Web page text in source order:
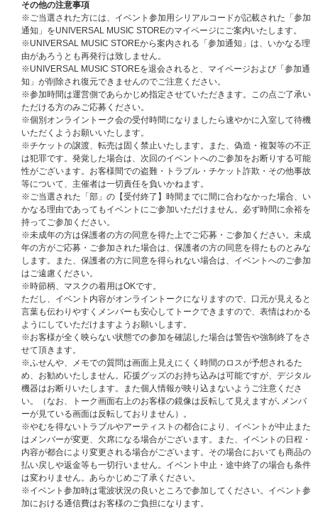
※当落通知およびシリアル通知はUNIVERSAL MUSIC STOREの
ージにてご案内いたします。
※コンビニ前払いをご選択のお客様は、入金期間内に決済手続が完了した方
のみ個別オンライントーク会抽選お申込みの対象となります。
※クレジットカード、携帯キャリア決済をご利用いただいたお客様は、期間
内に注文完了いただければ、個別オンライントーク会抽選お申込みの対象と
なります。
※お支払方法は、クレジットカード、携帯キャリア決済（auかんたん決済
、ソフトバンクまとめて支払い、d払い）、コンビニ前払いのみとなりま
す。
※クレジットカード、携帯キャリア決済をお支払い方法として選択された場
合、予約注文時に決済サービスの提供事業者に対し与信照会を行いますが、
予約注文時点から商品の発売日まで一定以上の期間があるとき、ご注文商品
の出荷時よりも前に再度与信照会を行う場合がございます。
※再与信照会でエラーとなった場合、当社より他のお支払い方法をご案内さ
せていただく場合がございますが、このとき変更後のお支払い方法で必要と
なる手数料はお客様のご負担となります。また、支払い方法の変更および手
数料の発生を理由とした注文のキャンセルは承りかねます。あらかじめご了
承ください。
※必ずお読みください。
商品の受取拒否等があった場合、今後一切のイベントへのご参加をお断りさ
せていただく場合がございます。
同一の部で複数回ご当選された場合（例： 第1部＜太田駿静＞、＜海帆＞両
方にお申込み、ご当選された場合）は、一枠目を終了後、速やかに次の枠へ
ご参加いただかないと、開催時間の都合で参加できない可能性があります。
その場合、振替対応、返品、返金、キャンセルは一切致しませんのでご注意
ください。当選したご自身の参加時間を把握いただき、すべての当選枠に参
加できるようにご準備ください。
※本イベントには、株式会社Tixplusのアプリケーション「Meet Pass」を使
用しています。そのためユニバーサルミュージック合同会社（UNIVERSAL
MUSIC LLC）、吉本興業株式会社、および株式会社KIOKJAPAN、株式会社
Tixplusの間で、受付時に取得した情報（個人情報を含む）を相互に使用さ
せていただきます。予めご了承ください。
個別オンライントーク会 開催日時・タイムスケジュール
【開催日程】
2025年11月23日(日)
その他の注意事項
※ご当選された方には、イベント参加用シリアルコードが記載された「参加
通知」をUNIVERSAL MUSIC STOREのマイページにご案内いたします。
※UNIVERSAL MUSIC STOREから案内される「参加通知」は、いかなる理
由があろうとも再発行は致しません。
※UNIVERSAL MUSIC STOREを退会されると、マイページおよび「参加通
知」が削除され復元できませんのでご注意ください。
※参加時間は運営側であらかじめ指定させていただきます。この点ご了承い
ただける方のみご応募ください。
※個別オンライントーク会の受付時間になりましたら速やかに入室して待機
いただくようお願いいたします。
※チケットの譲渡、転売は固く禁止いたします。また、偽造・複製等の不正
は犯罪です。発覚した場合は、次回のイベントへのご参加をお断りする可能
性がございます。お客様間での盗難・トラブル・チケット詐欺・その他事故
等について、主催者は一切責任を負いかねます。
※ご当選された「部」の【受付終了】時間までに間に合わなかった場合、い
かなる理由であってもイベントにご参加いただけません。必ず時間に余裕を
持ってご参加ください。
※未成年の方は保護者の方の同意を得た上でご応募・ご参加ください。未成
年の方がご応募・ご参加された場合は、保護者の方の同意を得たものとみな
します。また、保護者の方に同意を得られない場合は、イベントへのご参加
はご遠慮ください。
※時節柄、マスクの着用はOKです。
ただし、イベント内容がオンライントークになりますので、口元が見えると
言葉も伝わりやすくメンバーも安心してトークできますので、表情はわかる
ようにしていただけますようお願いします。
※お客様が全く映らない状態での参加を確認した場合は警告や強制終了をさ
せて頂きます。
※ふせんや、メモでの質問は画面上見えにくく時間のロスが予想されるた
め、お勧めいたしません。応援グッズのお持ち込みは可能ですが、デジタル
機器はお断りいたします。また個人情報が映り込まないようご注意くださ
い。（なお、トーク画面右上のお客様の鏡像は反転して見えますが､メンバ
ーが見ている画面は反転しておりません）。
※やむを得ないトラブルやアーティストの都合により、イベントが中止また
はメンバーが変更、欠席になる場合がございます。また、イベントの日程・
内容が都合により変更される場合がございます。その場合においても商品の
払い戻しや返金等も一切行いません。イベント中止・途中終了の場合も条件
は変わりません。あらかじめご了承ください。
※イベント参加時は電波状況の良いところで参加してください。イベント参
加における通信費はお客様のご負担になります。